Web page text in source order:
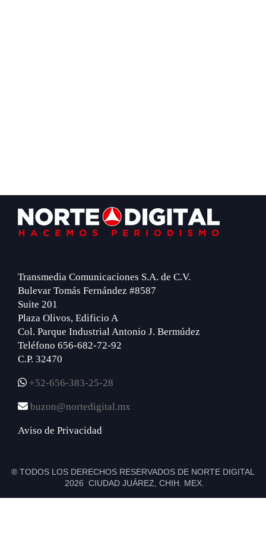
Footer
Transmedia Comunicaciones S.A. de C.V.
Bulevar Tomás Fernández #8587
Suite 201
Plaza Olivos, Edificio A
Col. Parque Industrial Antonio J. Bermúdez
Teléfono 656-682-72-92
C.P. 32470
+52-656-383-25-28
buzon@nortedigital.mx
Aviso de Privacidad
® TODOS LOS DERECHOS RESERVADOS DE NORTE DIGITAL
2026 CIUDAD JUÁREZ, CHIH. MEX.